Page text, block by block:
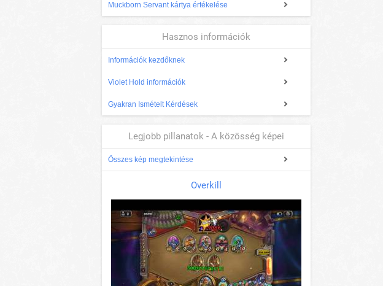
Muckborn Servant kártya értékelése
Hasznos információk
Információk kezdőknek
Violet Hold információk
Gyakran Ismételt Kérdések
Legjobb pillanatok - A közösség képei
Összes kép megtekintése
Overkill